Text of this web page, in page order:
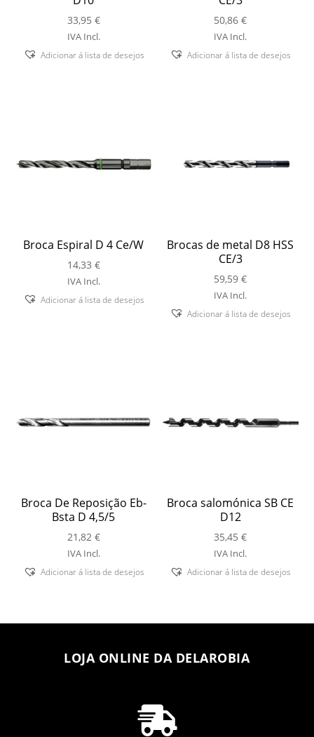
33,95 €
IVA Incl.
Adicionar á lista de desejos
50,86€
IVA Incl.
Adicionar á lista de desejos
Broca Espiral D 4 Ce/W
14,33 €
IVA Incl.
Adicionar á lista de desejos
Brocas de metal D8 HSS
CE/3
59,59€
IVA Incl.
Adicionar á lista de desejos
Broca De Reposição Eb-
Bsta D 4,5/5
21,82 €
IVA Incl.
Adicionar á lista de desejos
Broca salomónica SB CE
D12
35,45€
IVA Incl.
Adicionar á lista de desejos
LOJA ONLINE DA DELAROBIA
